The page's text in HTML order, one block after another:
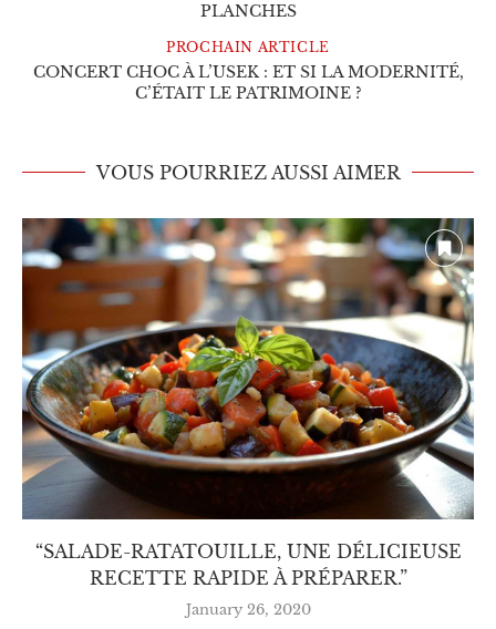
PLANCHES
PROCHAIN ARTICLE
CONCERT CHOC À L’USEK : ET SI LA MODERNITÉ,
C’ÉTAIT LE PATRIMOINE ?
VOUS POURRIEZ AUSSI AIMER
قياس مخاطرانهيارالحضارة البشرية الحالية ووضع
السيناريوهات
June 30, 2021